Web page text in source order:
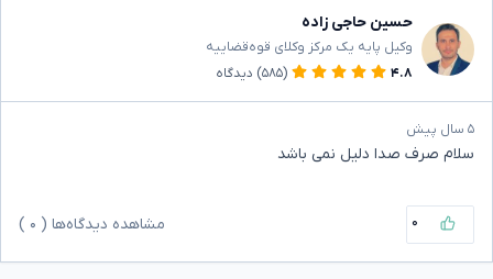
حسین حاجی زاده
وکیل پایه یک مرکز وکلای قوه‌قضاییه
۴.۸
(۵۸۵) دیدگاه
۵ سال پیش
سلام صرف صدا دلیل نمی باشد
۰ مشاهده دیدگاه‌ها ( ۰